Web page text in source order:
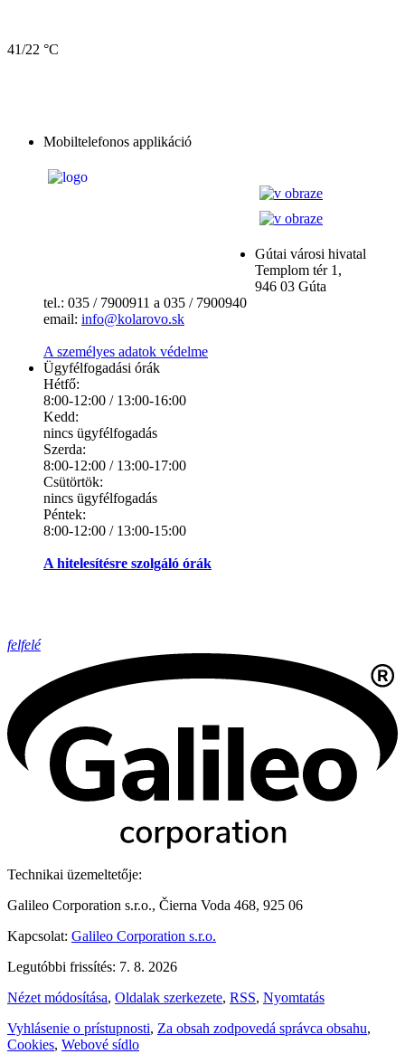
41/22 °C
Mobiltelefonos applikáció
Gútai városi hivatal
Templom tér 1,
946 03 Gúta
tel.: 035 / 7900911 a 035 / 7900940
email: info@kolarovo.sk
A személyes adatok védelme
Ügyfélfogadási órák
Hétfő:
8:00-12:00 / 13:00-16:00
Kedd:
nincs ügyfélfogadás
Szerda:
8:00-12:00 / 13:00-17:00
Csütörtök:
nincs ügyfélfogadás
Péntek:
8:00-12:00 / 13:00-15:00
A hitelesítésre szolgáló órák
felfelé
Technikai üzemeltetője:
Galileo Corporation s.r.o., Čierna Voda 468, 925 06
Kapcsolat: Galileo Corporation s.r.o.
Legutóbbi frissítés: 7. 8. 2026
Nézet módosítása, Oldalak szerkezete, RSS, Nyomtatás
Vyhlásenie o prístupnosti, Za obsah zodpovedá správca obsahu,
Cookies, Webové sídlo